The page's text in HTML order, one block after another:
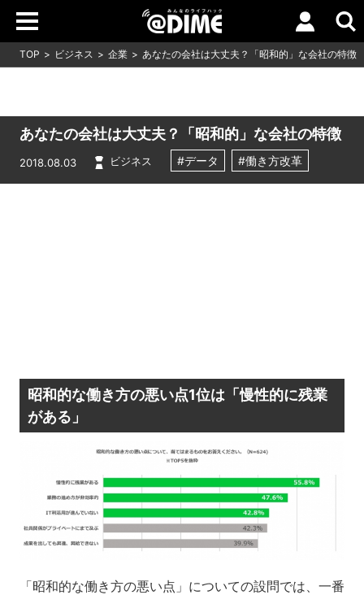
TOP ビジネス 企業 あなたの会社は大丈夫？「昭和的」な会社の特徴
あなたの会社は大丈夫？「昭和的」な会社の特徴
2018.08.03 ビジネス #データ #働き方改革
昭和的な働き方の悪い点1位は「慢性的に残業
がある」
「昭和的な働き方の悪い点」についての設問では、一番